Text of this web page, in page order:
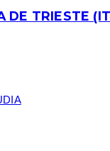
DE TRIESTE